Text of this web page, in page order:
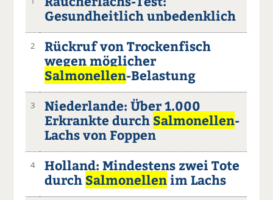
Gesundheitlich unbedenklich
2
Rückruf von Trockenfisch
wegen möglicher
Salmonellen-Belastung
3
Niederlande: Über 1.000
Erkrankte durch Salmonellen-
Lachs von Foppen
4
Holland: Mindestens zwei Tote
durch Salmonellenim Lachs